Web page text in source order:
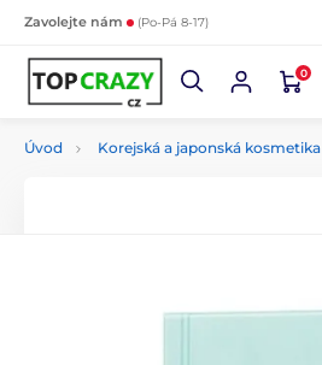
Zavolejte nám (Po-Pá 8-17)
0
Úvod Korejská a japonská kosmetika